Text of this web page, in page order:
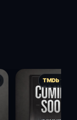
TMDb ★